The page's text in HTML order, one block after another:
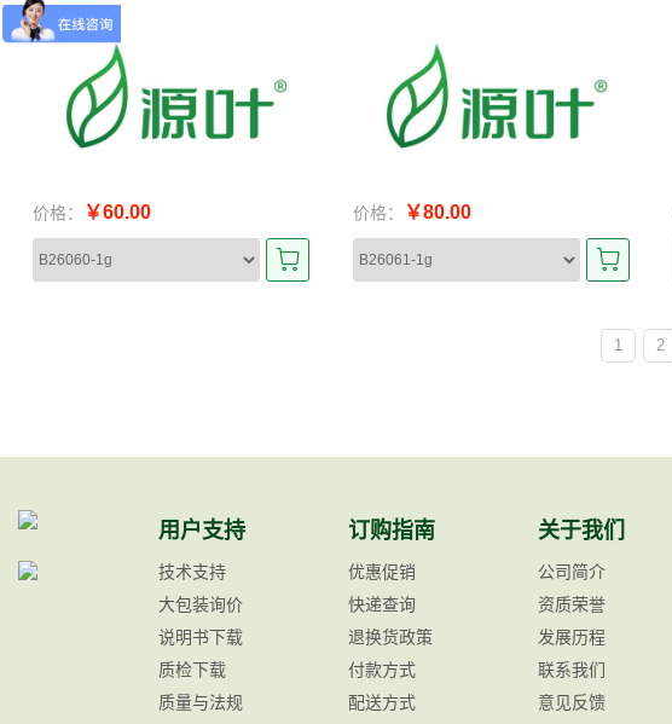
价格： ￥60.00 价格： ￥80.00
1 2
用户支持
技术支持
大包装询价
说明书下载
质检下载
质量与法规
订购指南
优惠促销
快递查询
退换货政策
付款方式
配送方式
关于我们
公司简介
资质荣誉
发展历程
联系我们
意见反馈